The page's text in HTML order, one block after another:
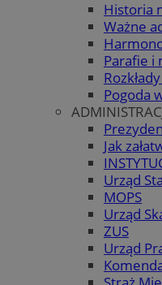
Historia
Ważne
Parafie i
Pogoda
Jak
Urząd
MOPS
Urząd
ZUS
Urząd